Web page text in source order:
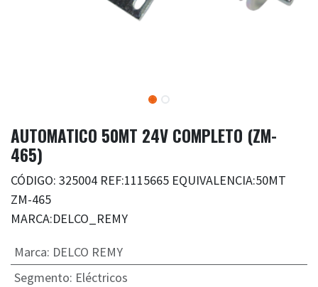
AUTOMATICO 50MT 24V COMPLETO (ZM-
465)
CÓDIGO: 325004 REF:1115665 EQUIVALENCIA:50MT
ZM-465
MARCA:DELCO_REMY
Marca: DELCO REMY
Segmento: Eléctricos